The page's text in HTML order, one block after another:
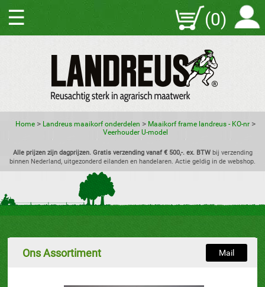
☰ (0)
Home > Landreus maaikorf onderdelen > Maaikorf frame landreus - KO-nr >
Veerhouder U-model
Alle prijzen zijn dagprijzen. Gratis verzending vanaf € 500,-. ex. BTWbij verzending
binnen Nederland, uitgezonderd eilanden en handelaren. Actie geldig in de webshop.
Ons Assortiment Mail